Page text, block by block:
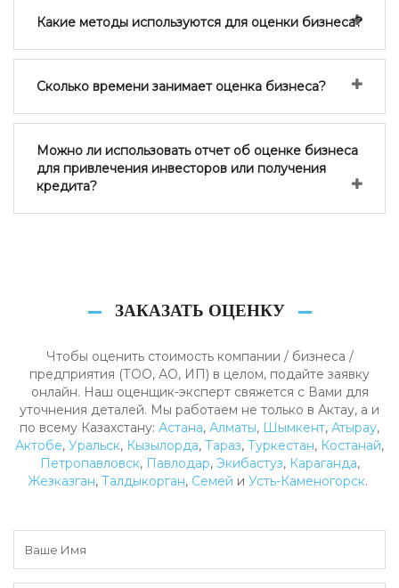
Какие методы используются для оценки бизнеса?
Сколько времени занимает оценка бизнеса?
Можно ли использовать отчет об оценке бизнеса
для привлечения инвесторов или получения
кредита?
ЗАКАЗАТЬ ОЦЕНКУ
Чтобы оценить стоимость компании / бизнеса /
предприятия (ТОО, АО, ИП) в целом, подайте заявку
онлайн. Наш оценщик-эксперт свяжется с Вами для
уточнения деталей. Мы работаем не только в Актау, а и
по всему Казахстану: Астана, Алматы, Шымкент, Атырау,
Актобе, Уральск, Кызылорда, Тараз, Туркестан, Костанай,
Петропавловск, Павлодар, Экибастуз, Караганда,
Жезказган, Талдыкорган, Семей и Усть-Каменогорск.